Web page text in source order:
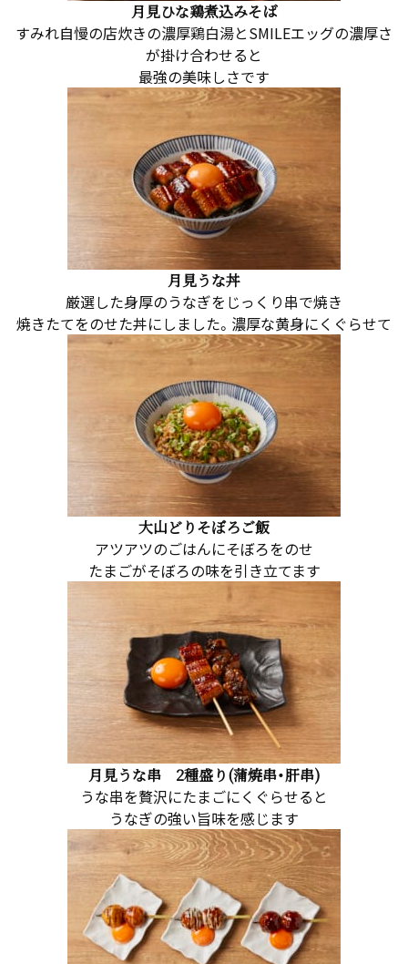
月見ひな鶏煮込みそば
すみれ自慢の店炊きの濃厚鶏白湯とSMILEエッグの濃厚さ
が掛け合わせると
最強の美味しさです
月見うな丼
厳選した身厚のうなぎをじっくり串で焼き
焼きたてをのせた丼にしました。濃厚な黄身にくぐらせて
大山どりそぼろご飯
アツアツのごはんにそぼろをのせ
たまごがそぼろの味を引き立てます
月見うな串 2種盛り(蒲焼串・肝串)
うな串を贅沢にたまごにくぐらせると
うなぎの強い旨味を感じます